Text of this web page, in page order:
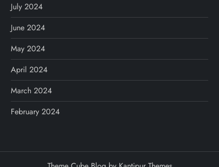
July 2024
June 2024
May 2024
April 2024
March 2024
February 2024